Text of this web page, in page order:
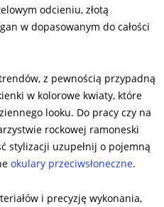
odcieniu, złotą
w dopasowanym do całości
z pewnością przypadną
w kolorowe kwiaty, które
looku. Do pracy czy na
rockowej ramoneski
stylizacji uzupełnij o pojemną
okulary przeciwsłoneczne.
i precyzję wykonania,